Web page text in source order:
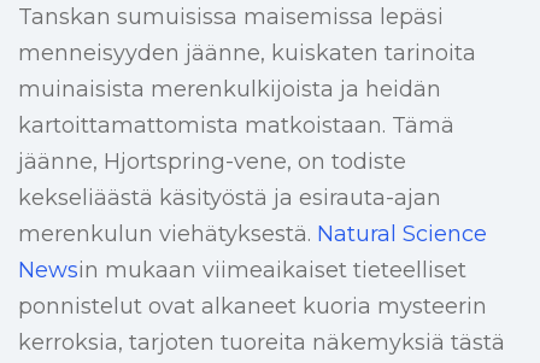
Tanskan sumuisissa maisemissa lepäsi
menneisyyden jäänne, kuiskaten tarinoita
muinaisista merenkulkijoista ja heidän
kartoittamattomista matkoistaan. Tämä
jäänne, Hjortspring-vene, on todiste
kekseliäästä käsityöstä ja esirauta-ajan
merenkulun viehätyksestä. Natural Science
Newsin mukaan viimeaikaiset tieteelliset
ponnistelut ovat alkaneet kuoria mysteerin
kerroksia, tarjoten tuoreita näkemyksiä tästä